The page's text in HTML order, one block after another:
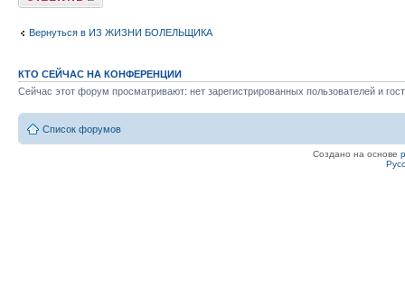
Вернуться в ИЗ ЖИЗНИ БОЛЕЛЬЩИКА
КТО СЕЙЧАС НА КОНФЕРЕНЦИИ
Сейчас этот форум просматривают: нет зарегистрированных пользователей и
Список форумов
Создано на основе